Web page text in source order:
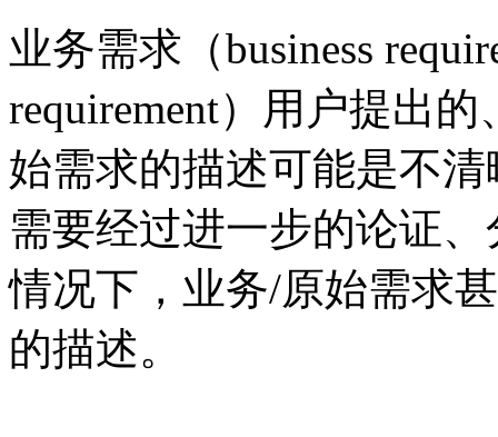
业务需求（business
requirement）用户提出
始需求的描述可能是不
需要经过进一步的论证
情况下，业务/原始需求
的描述。